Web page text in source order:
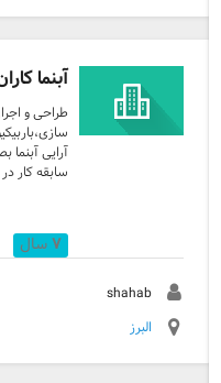
آبنما
طراحی و
سابقه کار در
سال
البرز